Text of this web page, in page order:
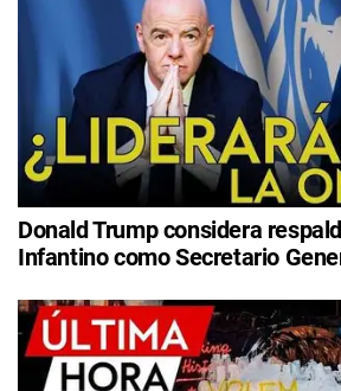
Donald Trump considera
Infantino como Secretario